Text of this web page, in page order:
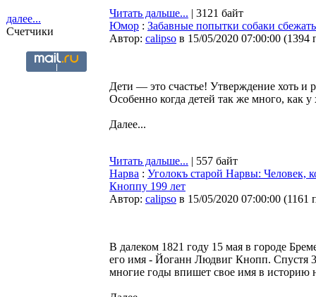
далее...
Счетчики
Читать дальше... | 3121 байт
Юмор : Забавные попытки собаки
Автор: calipso в 15/05/2020 07:00:00 (1394
Дети — это счастье! Утверждение хоть и
Особенно когда детей так же много, как у
Далее...
Читать дальше... | 557 байт
Нарва : Уголокъ старой Нарвы: Человек,
Кноппу 199 лет
Автор: calipso в 15/05/2020 07:00:00 (1161
В далеком 1821 году 15 мая в городе
его имя - Йоганн Людвиг Кнопп. Спустя
многие годы впишет свое имя в историю